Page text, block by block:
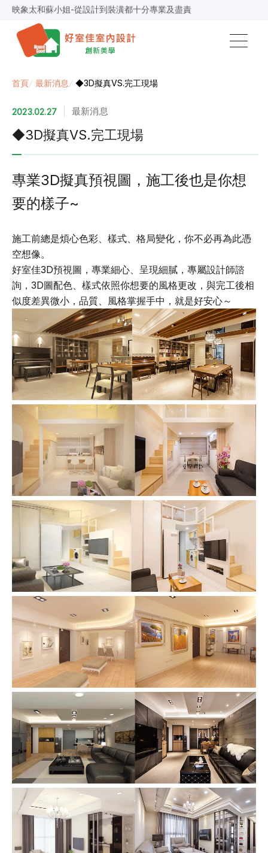
映象太和蘇小姐-從設計到裝潢都十分專業及盡責
超級F1歐小姐-設計跟材料的品質都很優質，建議實用
說明仔細流程順暢，注意施工上細節，施工團隊專業細心
毛胚屋裝修推薦，設計師與工務完美配合，效果非常滿意
春城越蔡先生-設計師溝通規劃完善，整體來說相當滿意
首頁/ 最新消息 / ◆3D擬真VS.完工現場
2023.02.27 最新消息
◆3D擬真VS.完工現場
專業3D擬真預視圖，施工後也是你想
要的樣子~
施工前總是煩心色彩、樣式、格局變化，你不必再為此憑
空想像。
好室佳3D預視圖，專業細心、呈現細膩，專屬設計師諮
詢，3D圖配色、樣式依照你想要的風格更改，與完工後相
似度差異微小，品質、風格掌握手中，就是好安心～